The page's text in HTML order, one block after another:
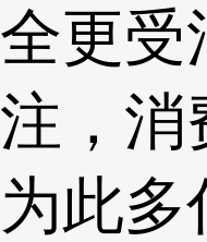
全更受
注，消
为此多